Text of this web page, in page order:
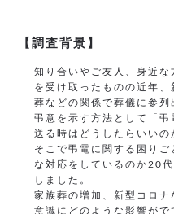
【調査背景】
知り合いやご友人、身近
を受け取ったものの近年
葬などの関係で葬儀に参列
弔意を示す方法として「
送る時はどうしたらいいの
そこで弔電に関する困り
な対応をしているのか20
しました。
家族葬の増加、新型コロ
意識にどのような影響がで